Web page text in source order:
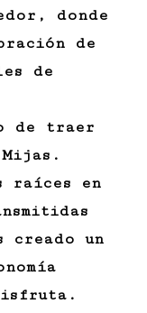
donde
de
de
de traer
raíces en
creado un